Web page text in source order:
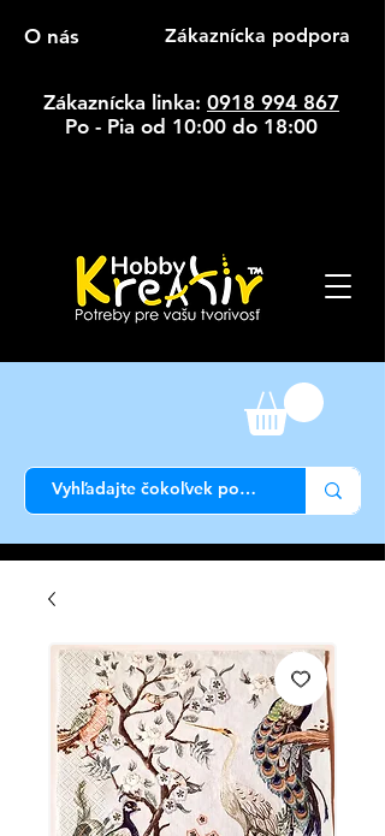
O nás Zákaznícka podpora
Zákaznícka linka: 0918 994 867
Po - Pia od 10:00 do 18:00